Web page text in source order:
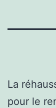
La
pour le